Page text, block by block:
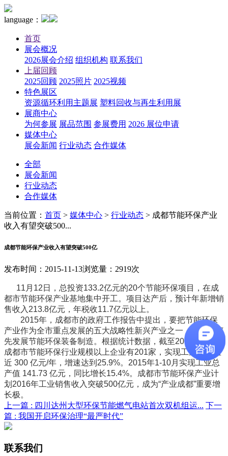
language：
首页
展会概况
2026展会介绍 组织机构 联系我们
上届回顾
2025回顾 2025照片 2025视频
特色展区
资源循环利用主题展 塑料回收与再生利用展
展商中心
为何参展 展品范围 参展费用 2026 展位申请
媒体中心
展会新闻 行业动态 合作媒体
全部
展会新闻
行业动态
合作媒体
当前位置： 首页 > 媒体中心 > 行业动态 > 成都节能环保产业
收入有望突破500...
成都节能环保产业收入有望突破500亿
发布时间：2015-11-13浏览量：2919次
11月12日，总投资133.2亿元的20个节能环保项目，在成
都市节能环保产业基地集中开工。项目达产后，预计年新增销
售收入213.8亿元，年税收11.7亿元以上。
2015年，成都市的政府工作报告中提出，要把节能环保
产业作为全市重点发展的五大战略性新兴产业之一，其中要率
先发展节能环保装备制造。根据统计数据，截至2014年底，
成都市节能环保行业规模以上企业有201家，实现工业总产值
近 300 亿元/年，增速达到25.9%。2015年1-10月实现工业总
产值 141.73 亿元，同比增长15.4%。成都市节能环保产业计
划2016年工业销售收入突破500亿元，成为“产业成都”重要增
长极。
上一篇 : 四川达州大型环保节能燃气电站首次双机组运... 下一
篇 : 我国开启环保治理“最严时代”
联系我们